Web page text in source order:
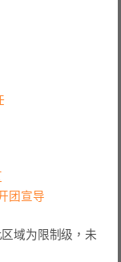
团宣导
域为限制级，未